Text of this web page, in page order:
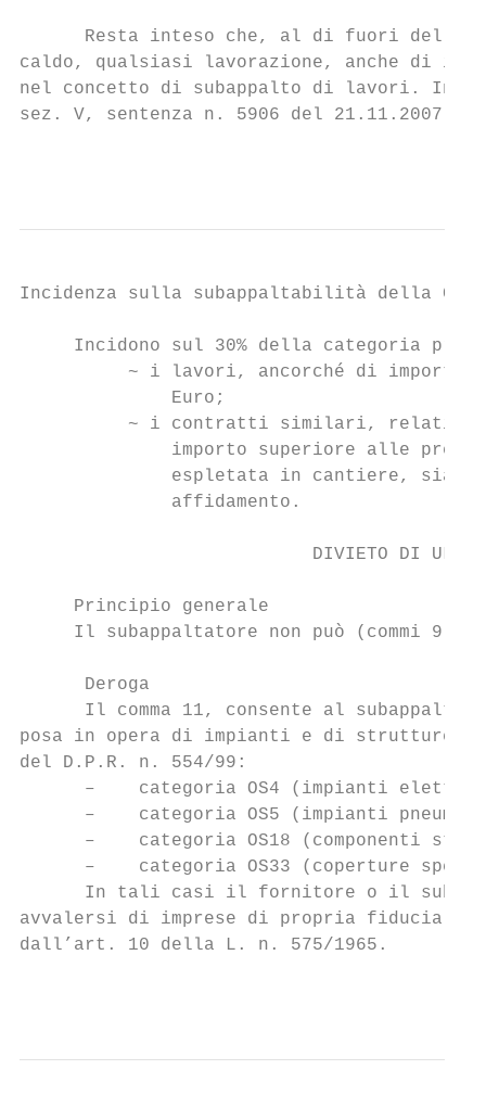
Resta inteso che, al di fuori delle
caldo, qualsiasi lavorazione, anche di
nel concetto di subappalto di lavori. In
sez. V, sentenza n. 5906 del 21.11.2007).
Incidenza sulla subappaltabilità della
Incidono sul 30% della categoria
~ i lavori, ancorché di importo
              Euro;
~ i contratti similari,
importo superiore alle
espletata in cantiere, sia
              affidamento.
DIVIETO DI
     Principio generale
Il subappaltatore non può (commi 9 e
      Deroga
Il comma 11, consente al
posa in opera di impianti e di strutture
del D.P.R. n. 554/99:
–    categoria OS4 (impianti
–    categoria OS5 (impianti
–    categoria OS18 (componenti
–    categoria OS33 (coperture
In tali casi il fornitore o il
avvalersi di imprese di propria fiducia,
dall’art. 10 della L. n. 575/1965.